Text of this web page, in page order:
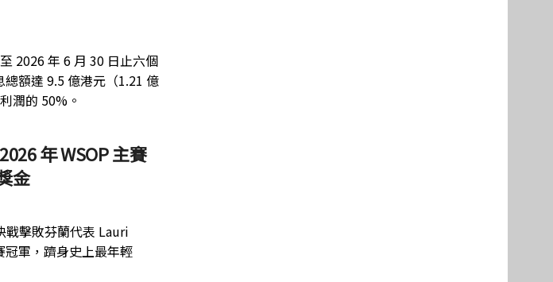
2026 年 6 月 30 日止六個
額達 9.5 億港元（1.21 億
潤的 50%。
年 WSOP 主賽
金
戰擊敗芬蘭代表 Lauri
軍，躋身史上最年輕